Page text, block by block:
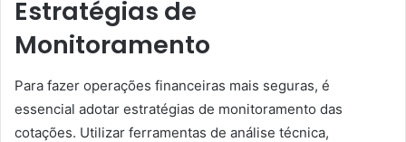
Estratégias de
Monitoramento
Para fazer operações financeiras mais seguras, é
essencial adotar estratégias de monitoramento das
cotações. Utilizar ferramentas de análise técnica,